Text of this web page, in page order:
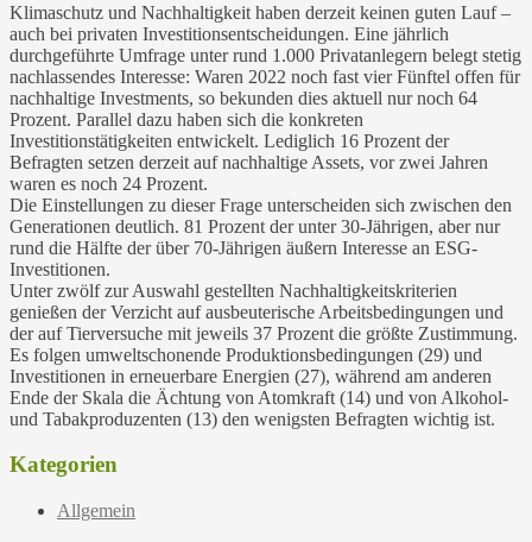
Klimaschutz und Nachhaltigkeit haben derzeit keinen guten Lauf –
auch bei privaten Investitionsentscheidungen. Eine jährlich
durchgeführte Umfrage unter rund 1.000 Privatanlegern belegt stetig
nachlassendes Interesse: Waren 2022 noch fast vier Fünftel offen für
nachhaltige Investments, so bekunden dies aktuell nur noch 64
Prozent. Parallel dazu haben sich die konkreten
Investitionstätigkeiten entwickelt. Lediglich 16 Prozent der
Befragten setzen derzeit auf nachhaltige Assets, vor zwei Jahren
waren es noch 24 Prozent.
Die Einstellungen zu dieser Frage unterscheiden sich zwischen den
Generationen deutlich. 81 Prozent der unter 30-Jährigen, aber nur
rund die Hälfte der über 70-Jährigen äußern Interesse an ESG-
Investitionen.
Unter zwölf zur Auswahl gestellten Nachhaltigkeitskriterien
genießen der Verzicht auf ausbeuterische Arbeitsbedingungen und
der auf Tierversuche mit jeweils 37 Prozent die größte Zustimmung.
Es folgen umweltschonende Produktionsbedingungen (29) und
Investitionen in erneuerbare Energien (27), während am anderen
Ende der Skala die Ächtung von Atomkraft (14) und von Alkohol-
und Tabakproduzenten (13) den wenigsten Befragten wichtig ist.
Kategorien
Allgemein